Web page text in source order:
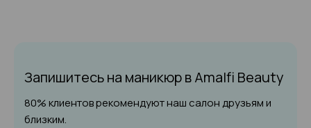
Запишитесь на маникюрв Amalfi Beauty
80% клиентов рекомендуют наш салон друзьям и
близким.